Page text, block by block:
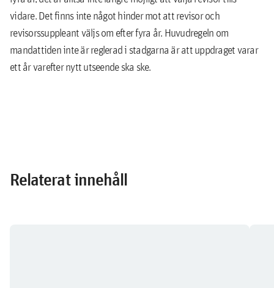
vidare. Det finns inte något hinder mot att revisor och
revisorssuppleant väljs om efter fyra år. Huvudregeln om
mandattiden inte är reglerad i stadgarna är att uppdraget varar
ett år varefter nytt utseende ska ske.
Relaterat innehåll